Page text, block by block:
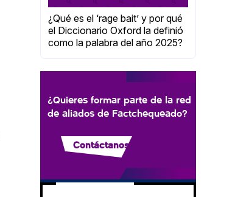
¿Qué es el ‘rage bait’ y por qué
el Diccionario Oxford la definió
como la palabra del año 2025?
¿Quieres formar parte de la red
de aliados de Factchequeado?
Contáctanos